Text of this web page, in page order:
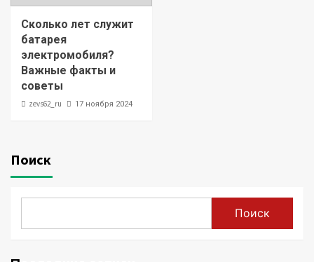
Сколько лет служит
батарея
электромобиля?
Важные факты и
советы
zevs62_ru 17 ноября 2024
Поиск
Поиск